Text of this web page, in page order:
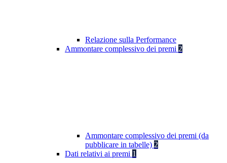
Relazione sulla Performance
Ammontare complessivo dei premi 2
Ammontare complessivo dei premi (da
pubblicare in tabelle) 2
Dati relativi ai premi 1